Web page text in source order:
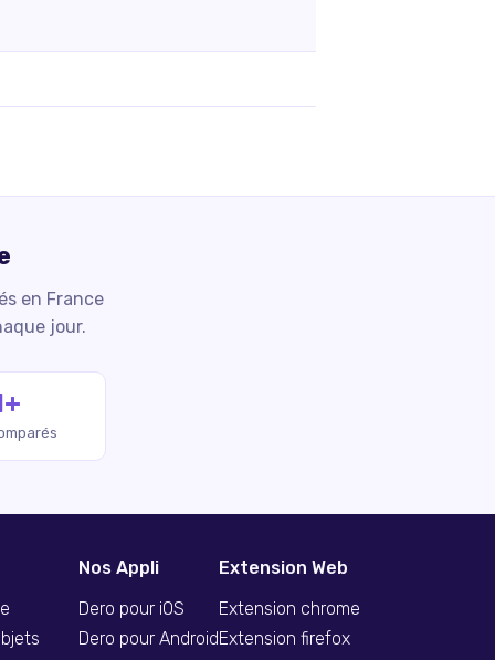
en France
jour.
Nos Appli
Dero pour iOS
Dero pour Android
Extension Web
Extension chrome
Extension firefox